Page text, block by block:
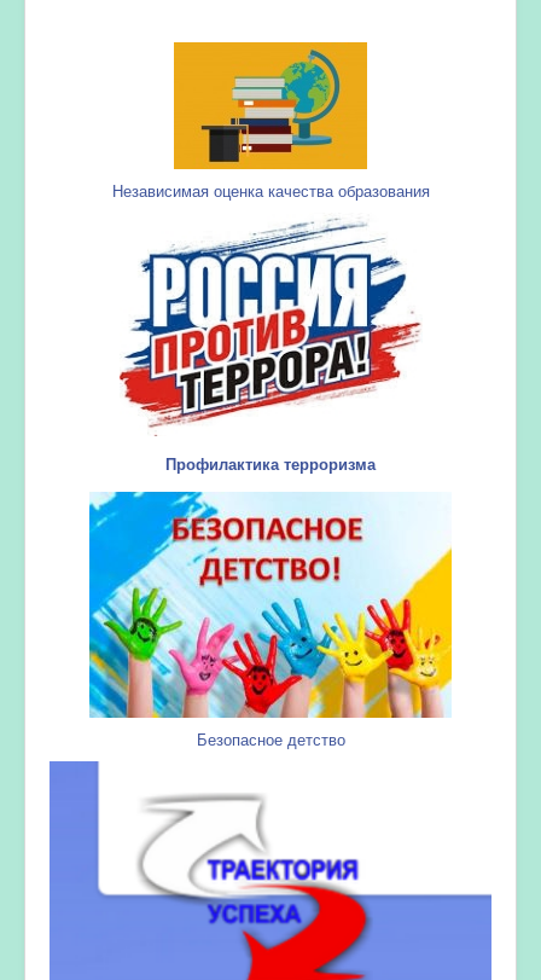
Независимая оценка качества образования
Профилактика терроризма
Безопасное детство